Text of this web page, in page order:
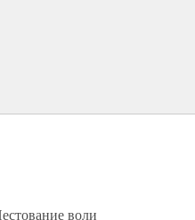
воли